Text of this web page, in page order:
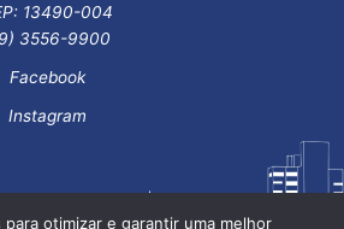
13490-004
3556-9900
Facebook
Instagram
para otimizar e garantir uma melhor